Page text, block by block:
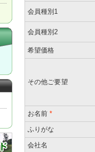
会員種別1
会員種別2
希望価格
その他ご要望
お名前 *
ふりがな
会社名